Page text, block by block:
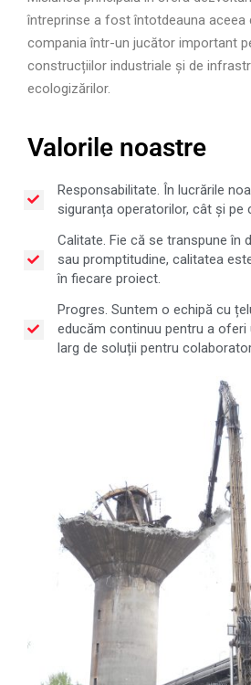
întreprinse a fost întotdeauna
compania într-un jucător important
construcțiilor industriale și de
ecologizărilor.
Valorile noastre
Responsabilitate. În lucrările
siguranța operatorilor, cât și pe
Calitate. Fie că se transpune în
sau promptitudine, calitatea
în fiecare proiect.
Progres. Suntem o echipă cu
educăm continuu pentru a
larg de soluții pentru